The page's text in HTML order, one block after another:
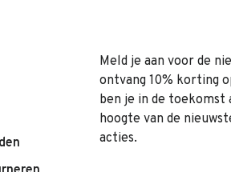
Meld je aan voor de
ontvang 10% korting
ben je in de toekomst
hoogte van de
acties.